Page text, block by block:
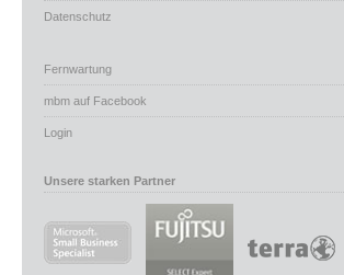
Datenschutz
Fernwartung
mbm auf Facebook
Login
Unsere starken Partner